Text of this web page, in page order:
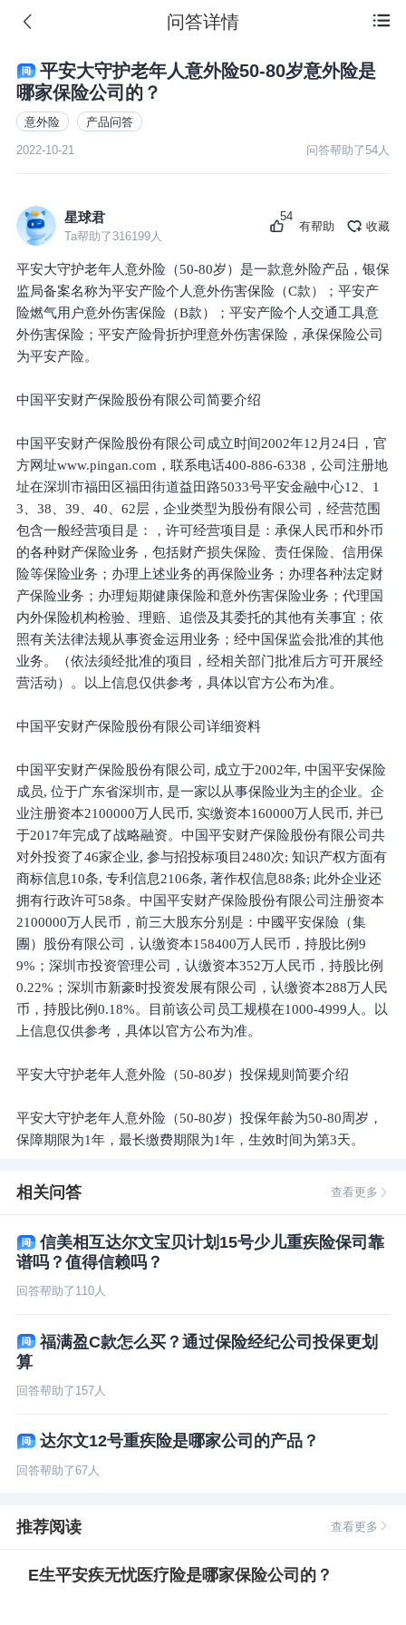
 问答详情
平安大守护老年人意外险50-80岁意外险是
哪家保险公司的？
意外险 产品问答
2022-10-21 问答帮助了54人
星球君
Ta帮助了 316199人
54
有帮助 收藏
平安大守护老年人意外险（50-80岁）是一款意外险产品，银保
监局备案名称为平安产险个人意外伤害保险（C款）；平安产
险燃气用户意外伤害保险（B款）；平安产险个人交通工具意
外伤害保险；平安产险骨折护理意外伤害保险，承保保险公司
为平安产险。
中国平安财产保险股份有限公司简要介绍
中国平安财产保险股份有限公司成立时间2002年12月24日，官
方网址www.pingan.com，联系电话400-886-6338，公司注册地
址在深圳市福田区福田街道益田路5033号平安金融中心12、1
3、38、39、40、62层，企业类型为股份有限公司，经营范围
包含一般经营项目是：，许可经营项目是：承保人民币和外币
的各种财产保险业务，包括财产损失保险、责任保险、信用保
险等保险业务；办理上述业务的再保险业务；办理各种法定财
产保险业务；办理短期健康保险和意外伤害保险业务；代理国
内外保险机构检验、理赔、追偿及其委托的其他有关事宜；依
照有关法律法规从事资金运用业务；经中国保监会批准的其他
业务。（依法须经批准的项目，经相关部门批准后方可开展经
营活动）。以上信息仅供参考，具体以官方公布为准。
中国平安财产保险股份有限公司详细资料
中国平安财产保险股份有限公司, 成立于2002年, 中国平安保险
成员, 位于广东省深圳市, 是一家以从事保险业为主的企业。企
业注册资本2100000万人民币, 实缴资本160000万人民币, 并已
于2017年完成了战略融资。中国平安财产保险股份有限公司共
对外投资了46家企业, 参与招投标项目2480次; 知识产权方面有
商标信息10条, 专利信息2106条, 著作权信息88条; 此外企业还
拥有行政许可58条。中国平安财产保险股份有限公司注册资本
2100000万人民币，前三大股东分别是：中國平安保險（集
團）股份有限公司，认缴资本158400万人民币，持股比例9
9%；深圳市投资管理公司，认缴资本352万人民币，持股比例
0.22%；深圳市新豪时投资发展有限公司，认缴资本288万人民
币，持股比例0.18%。目前该公司员工规模在1000-4999人。以
上信息仅供参考，具体以官方公布为准。
平安大守护老年人意外险（50-80岁）投保规则简要介绍
平安大守护老年人意外险（50-80岁）投保年龄为50-80周岁，
保障期限为1年，最长缴费期限为1年，生效时间为第3天。
相关问答 查看更多
信美相互达尔文宝贝计划15号少儿重疾险保司靠
谱吗？值得信赖吗？
回答帮助了 110人
福满盈C款怎么买？通过保险经纪公司投保更划
算
回答帮助了 157人
达尔文12号重疾险是哪家公司的产品？
回答帮助了67人
推荐阅读 查看更多
E生平安疾无忧医疗险是哪家保险公司的？